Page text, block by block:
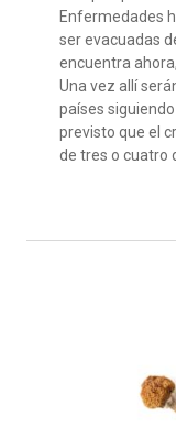
Enfermedades
ser evacuadas
encuentra
Una vez allí
países
previsto que el
de tres o cuatro